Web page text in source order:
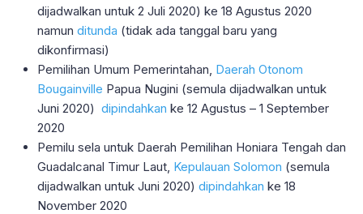
dijadwalkan untuk 2 Juli 2020) ke 18 Agustus 2020
namun ditunda (tidak ada tanggal baru yang
dikonfirmasi)
Pemilihan Umum Pemerintahan, Daerah Otonom
Bougainville Papua Nugini (semula dijadwalkan untuk
Juni 2020) dipindahkan ke 12 Agustus – 1 September
2020
Pemilu sela untuk Daerah Pemilihan Honiara Tengah dan
Guadalcanal Timur Laut, Kepulauan Solomon (semula
dijadwalkan untuk Juni 2020) dipindahkan ke 18
November 2020